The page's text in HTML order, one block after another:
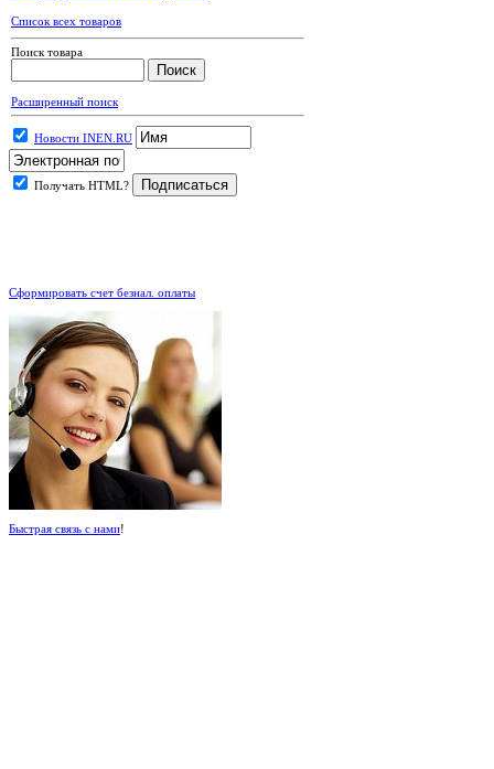
Список всех товаров
Поиск товара
Расширенный поиск
Новости INEN.RU
Получать HTML?
Сформировать счет безнал. оплаты
Быстрая связь с нами!